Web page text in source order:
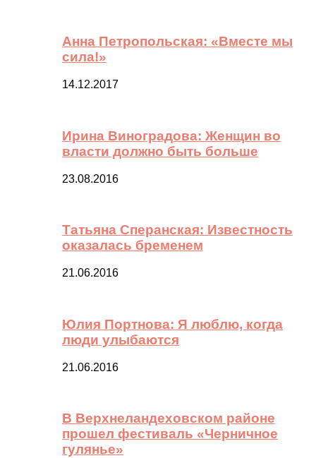
Анна Петропольская: «Вместе мы
сила!»
14.12.2017
Ирина Виноградова: Женщин во
власти должно быть больше
23.08.2016
Татьяна Сперанская: Известность
оказалась бременем
21.06.2016
Юлия Портнова: Я люблю, когда
люди улыбаются
21.06.2016
В Верхнеландеховском районе
прошел фестиваль «Черничное
гулянье»